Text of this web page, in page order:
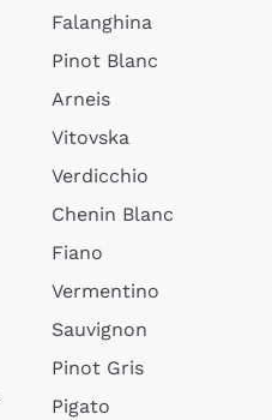
Falanghina
Pinot Blanc
Arneis
Vitovska
Verdicchio
Chenin Blanc
Fiano
Vermentino
Sauvignon
Pinot Gris
Pigato